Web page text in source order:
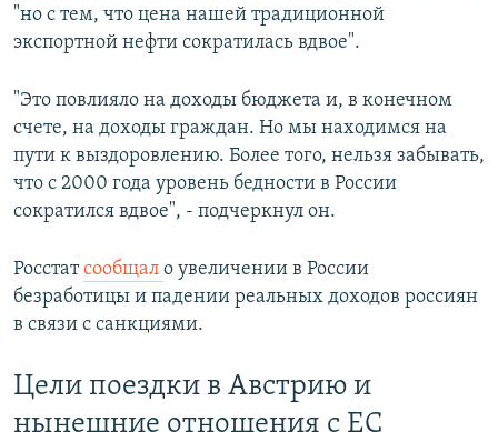
"но с тем, что цена нашей традиционной
экспортной нефти сократилась вдвое".
"Это повлияло на доходы бюджета и, в конечном
счете, на доходы граждан. Но мы находимся на
пути к выздоровлению. Более того, нельзя забывать,
что с 2000 года уровень бедности в России
сократился вдвое", - подчеркнул он.
Росстатсообщал о увеличении в России
безработицы и падении реальных доходов россиян
в связи с санкциями.
Цели поездки в Австрию и
нынешние отношения с ЕС